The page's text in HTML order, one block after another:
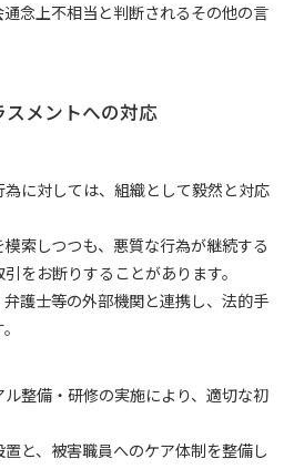
念上不相当と判断されるその他の言
スメントへの対応
に対しては、組織として毅然と対応
索しつつも、悪質な行為が継続する
をお断りすることがあります。
護士等の外部機関と連携し、法的手
整備・研修の実施により、適切な初
と、被害職員へのケア体制を整備し